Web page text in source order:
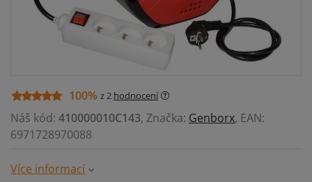
100% z 2 hodnocení
Náš kód: 410000010C143, Značka: Genborx, EAN:
6971728970088
Více informací